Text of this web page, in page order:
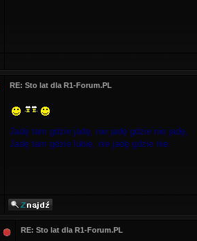
RE: Sto lat dla R1-Forum.PL
Jadę tam gdzie jadę, nie jadę gdzie nie jadę,
Jadę tam gdzie lubię, nie jadę gdzie nie.
RE: Sto lat dla R1-Forum.PL